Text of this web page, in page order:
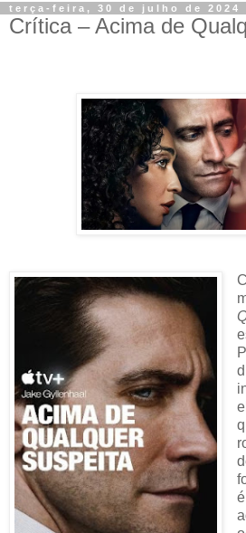
terça-feira, 30 de julho de 2024
Crítica – Acima de